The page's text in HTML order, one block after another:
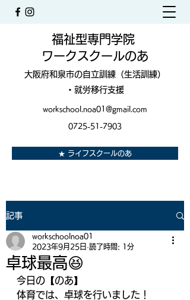
福祉型専門学院
ワークスクールのあ
大阪府和泉市の自立訓練（生活訓練）
・就労移行支援
workschool.noa01@gmail.com
0725-51-7903
★ ライフスクールのあ
記事
卓球最高😆
workschoolnoa01
2023年9月25日 読了時間: 1分
今日の【のあ】
体育では、卓球を行いました！